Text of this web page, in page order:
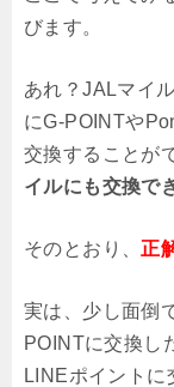
びます。
あれ？JALマイ
にG-POINTや
交換することが
イルにも交換で
そのとおり、 正
実は、少し面倒
POINTに交換し
LINEポイント